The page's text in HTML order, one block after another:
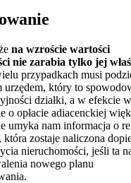
na wzroście wartości
nie zarabia tylko jej
przypadkach musi
urzędem, który to
działki, a w efekcie
o opłacie adiacenckiej
umyka nam informacja o
która zostaje naliczona
nieruchomości, jeśli ta
nowego planu